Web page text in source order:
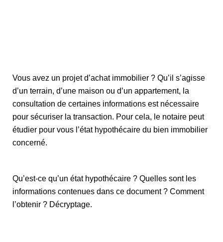
Vous avez un projet d’achat immobilier ? Qu’il s’agisse
d’un terrain, d’une maison ou d’un appartement, la
consultation de certaines informations est nécessaire
pour sécuriser la transaction. Pour cela, le notaire peut
étudier pour vous l’état hypothécaire du bien immobilier
concerné.
Qu’est-ce qu’un état hypothécaire ? Quelles sont les
informations contenues dans ce document ? Comment
l’obtenir ? Décryptage.